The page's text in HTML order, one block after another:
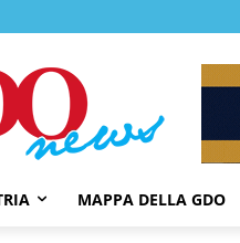
MAPPA DELLA GDO